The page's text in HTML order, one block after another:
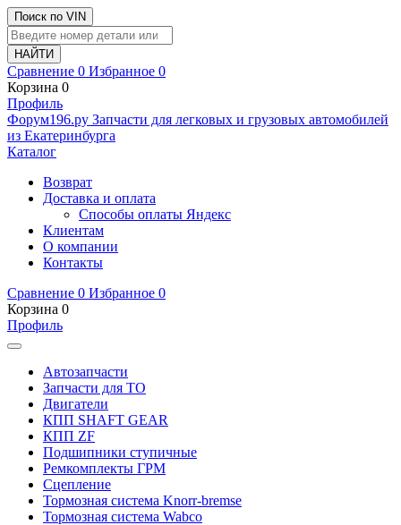
Поиск по VIN
Сравнение 0 Избранное 0
Корзина 0
Профиль
Фoрум196.ру Запчасти для легковых и грузовых автомобилей
из Екатеринбурга
Каталог
Возврат
Доставка и оплата
Способы оплаты Яндекс
Клиентам
О компании
Контакты
Сравнение 0 Избранное 0
Корзина 0
Профиль
Автозапчасти
Запчасти для ТО
Двигатели
КПП SHAFT GEAR
КПП ZF
Подшипники ступичные
Ремкомплекты ГРМ
Сцепление
Тормозная система Knorr-bremse
Тормозная система Wabco